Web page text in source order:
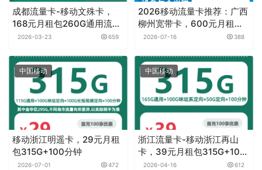
成都流量卡-移动文殊卡，
168元月租包260G通用流量
+1800分钟+宽带2000M
2026-03-23 659
2026移动流量卡推荐：广西
柳州宽带卡，600元月租包
年500M单宽带优惠套餐
2026-07-16 388
中国移动
移动浙江明遥卡，29元月租
包315G+100分钟
2026-07-01 472
中国移动
浙江流量卡-移动浙江再山
卡，39元月租包315G+100
分钟
2026-04-16 612